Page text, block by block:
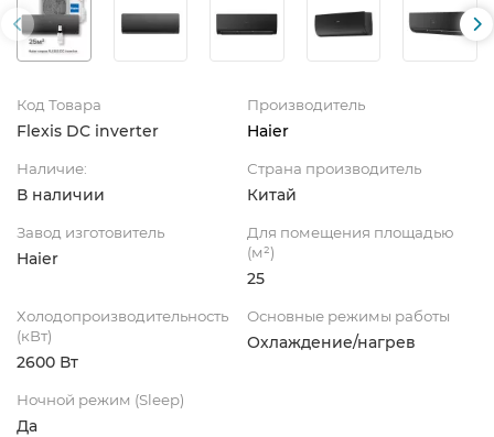
Код Товара
Flexis DC inverter
Производитель
Haier
Наличие:
В наличии
Страна производитель
Китай
Завод изготовитель
Haier
Для помещения площадью
(м²)
25
Холодопроизводительность
(кВт)
2600 Вт
Основные режимы работы
Охлаждение/нагрев
Ночной режим (Sleep)
Да